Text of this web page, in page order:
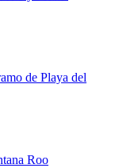
de Playa del
Roo